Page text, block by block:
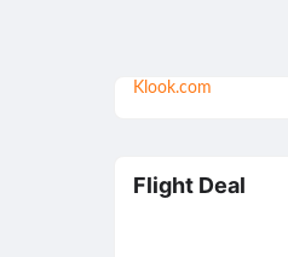
Klook.com
Flight Deal